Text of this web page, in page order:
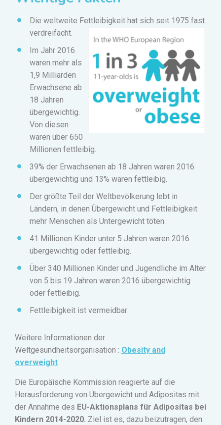
Die weltweite Fettleibigkeit hat sich seit 1975 fast
verdreifacht.
Im Jahr 2016
waren mehr als
1,9 Milliarden
Erwachsene ab
18 Jahren
übergewichtig.
Von diesen
waren über 650
Millionen fettleibig.
39% der Erwachsenen ab 18 Jahren waren 2016
übergewichtig und 13% waren fettleibig.
Der größte Teil der Weltbevölkerung lebt in
Ländern, in denen Übergewicht und Fettleibigkeit
mehr Menschen als Untergewicht töten.
41 Millionen Kinder unter 5 Jahren waren 2016
übergewichtig oder fettleibig.
Über 340 Millionen Kinder und Jugendliche im Alter
von 5 bis 19 Jahren waren 2016 übergewichtig
oder fettleibig.
Fettleibigkeit ist vermeidbar.
Weitere Informationen der
Weltgesundheitsorganisation : Obesity and
overweight
Die Europäische Kommission reagierte auf die
Herausforderung von Übergewicht und Adipositas mit
der Annahme des EU-Aktionsplans für Adipositas bei
Kindern 2014-2020. Ziel ist es, dazu beizutragen, den